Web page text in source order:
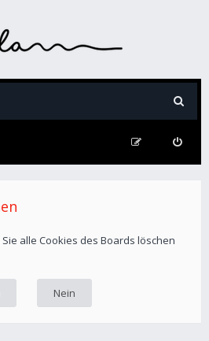
alle Cookies des Boards löschen